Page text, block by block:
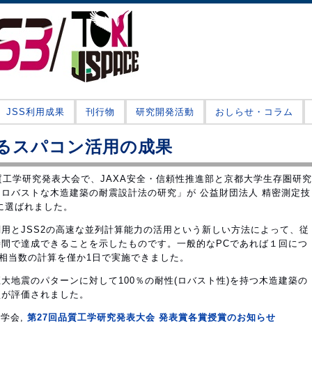
JSS利用成果 刊行物 研究開発活動 おしらせ・コラム
スパコン活用の成果
学研究発表大会で、JAXA安全・信頼性推進部と京都大学生存圏研究
バストな木造建築の耐震設計法の研究」が 公益財団法人 精密測定技
ばれました。
とJSS2の高速な並列計算能力の活用という新しい方法によって、従
で達成できることを示したものです。一般的なPCであれば１回につ
当数の計算を僅か1日で実施できました。
地震のパターンに対して100％の耐性(ロバスト性)を持つ木造建築の
評価されました。
会, 第27回品質工学研究発表大会 発表賞各賞授賞のお知らせ